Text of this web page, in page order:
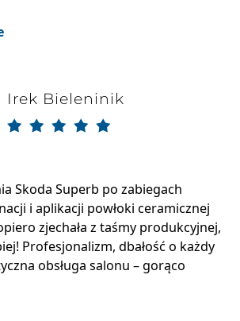
Irek Bieleninik
Skoda Superb po zabiegach
i aplikacji powłoki ceramicznej
zjechała z taśmy produkcyjnej,
Profesjonalizm, dbałość o każdy
obsługa salonu – gorąco